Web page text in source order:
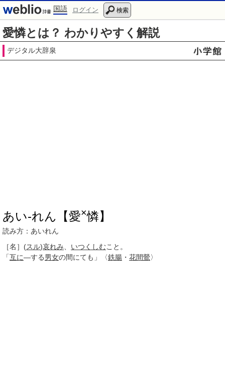
国語 ログイン 検索
愛憐とは？ わかりやすく解説
デジタル大辞泉
あい‐れん【愛×憐】
読み方：あいれん
［名］ (スル)哀れみ いつくしむこと。
「互に―する男女の間にても」〈鉄腸 ・ 花間鶯〉